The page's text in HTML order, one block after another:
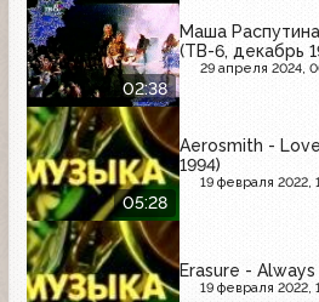
02:38
Маша
(ТВ-6, декабрь
29 апреля 2024,
05:28
Aerosmith -
1994)
19 февраля 2022,
Erasure - Always
19 февраля 2022,